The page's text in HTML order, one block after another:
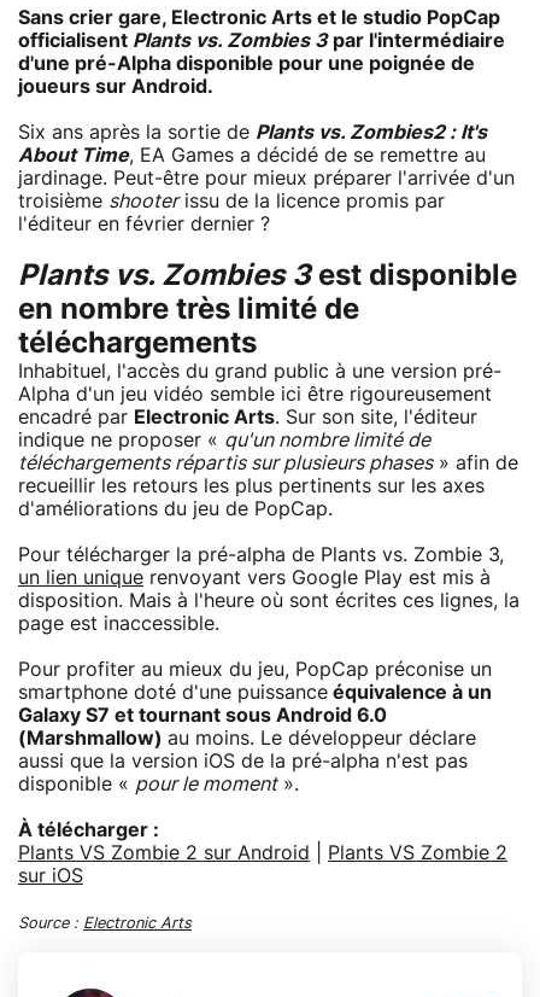
Sans crier gare, Electronic Arts et le studio PopCap
officialisent Plants vs. Zombies 3par l'intermédiaire
d'une pré-Alpha disponible pour une poignée de
joueurs sur Android.
Six ans après la sortie de Plants vs. Zombies2 : It's
About Time, EA Games a décidé de se remettre au
jardinage. Peut-être pour mieux préparer l'arrivée d'un
troisième shooterissu de la licence promis par
l'éditeur en février dernier ?
Plants vs. Zombies 3est disponible
en nombre très limité de
téléchargements
Inhabituel, l'accès du grand public à une version pré-
Alpha d'un jeu vidéo semble ici être rigoureusement
encadré par Electronic Arts. Sur son site, l'éditeur
indique ne proposer « qu'un nombre limité de
téléchargements répartis sur plusieurs phases» afin de
recueillir les retours les plus pertinents sur les axes
d'améliorations du jeu de PopCap.
Pour télécharger la pré-alpha de Plants vs. Zombie 3,
un lien unique renvoyant vers Google Play est mis à
disposition. Mais à l'heure où sont écrites ces lignes, la
page est inaccessible.
Pour profiter au mieux du jeu, PopCap préconise un
smartphone doté d'une puissance équivalence à un
Galaxy S7 et tournant sous Android 6.0
(Marshmallow) au moins. Le développeur déclare
aussi que la version iOS de la pré-alpha n'est pas
disponible « pour le moment».
À télécharger :
Plants VS Zombie 2 sur Android
Plants VS Zombie 2
sur iOS
Source : Electronic Arts